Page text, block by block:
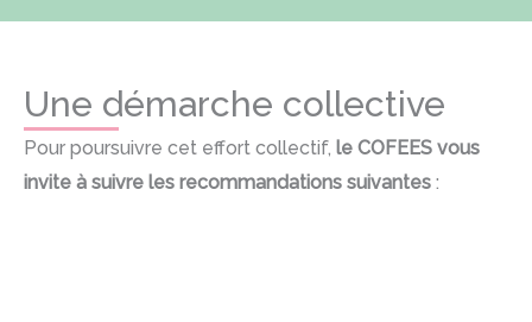
Une démarche collective
Pour poursuivre cet effort collectif, le COFEES vous
invite à suivre les recommandations suivantes :